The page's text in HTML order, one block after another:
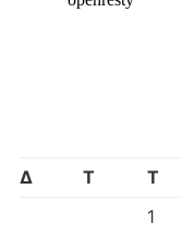
Δ Τ Τ
1